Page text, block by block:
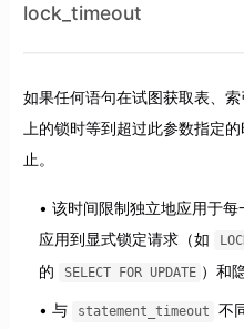
lock_timeout
如果任何语句在试图获取表、
上的锁时等到超过此参数指定
止。
该时间限制独立地应用于
应用到显式锁定请求（如
的 SELECT FOR UPDATE ）和
与 statement_timeout
不